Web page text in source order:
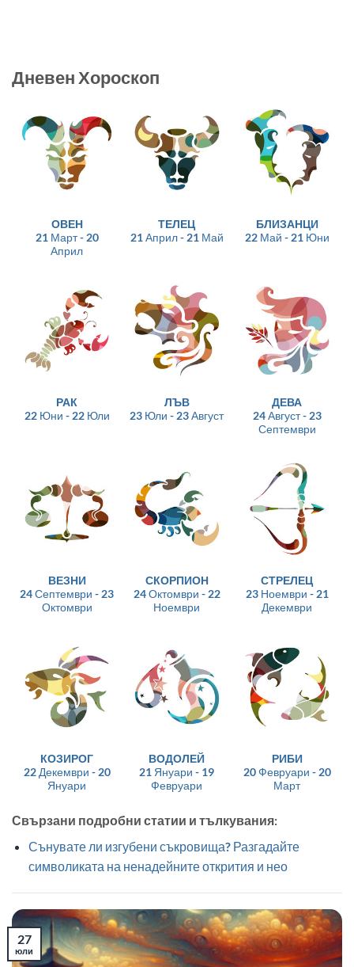
Дневен Хороскоп
ОВЕН
21 Март - 20
Април
ТЕЛЕЦ
21 Април - 21 Май
БЛИЗАНЦИ
22 Май - 21 Юни
РАК
22 Юни - 22 Юли
ЛЪВ
23 Юли - 23 Август
ДЕВА
24 Август - 23
Септември
ВЕЗНИ
24 Септември - 23
Октомври
СКОРПИОН
24 Октомври - 22
Ноември
СТРЕЛЕЦ
23 Ноември - 21
Декември
КОЗИРОГ
22 Декември - 20
Януари
ВОДОЛЕЙ
21 Януари - 19
Февруари
РИБИ
20 Февруари - 20
Март
Свързани подробни статии и тълкувания:
Сънувате ли изгубени съкровища? Разгадайте
символиката на ненадейните открития и нео
27
юли